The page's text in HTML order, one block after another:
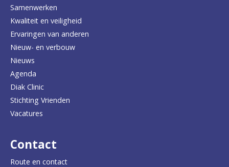
r
u
g
n
a
a
d
e
Samenwerken
Kwaliteit en veiligheid
Ervaringen van anderen
Nieuw- en verbouw
Nieuws
Agenda
Diak Clinic
Stichting Vrienden
Vacatures
Contact
Route en contact